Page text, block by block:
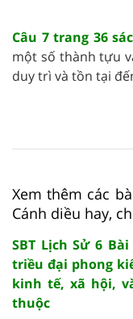
Câu 7 trang 36
một số thành tựu
duy trì và tồn tại
Xem thêm các
Cánh diều hay,
SBT Lịch Sử 6
triều đại phong
kinh tế, xã hội,
thuộc